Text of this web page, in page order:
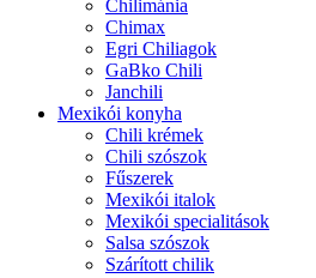
Chilimánia
Chimax
Egri Chiliagok
GaBko Chili
Janchili
Mexikói konyha
Chili krémek
Chili szószok
Fűszerek
Mexikói italok
Mexikói specialitások
Salsa szószok
Szárított chilik